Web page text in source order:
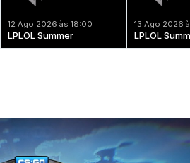
12 Ago 2026 às 18:00
LPLOL Summer
13 Ago 2026
LPLOL